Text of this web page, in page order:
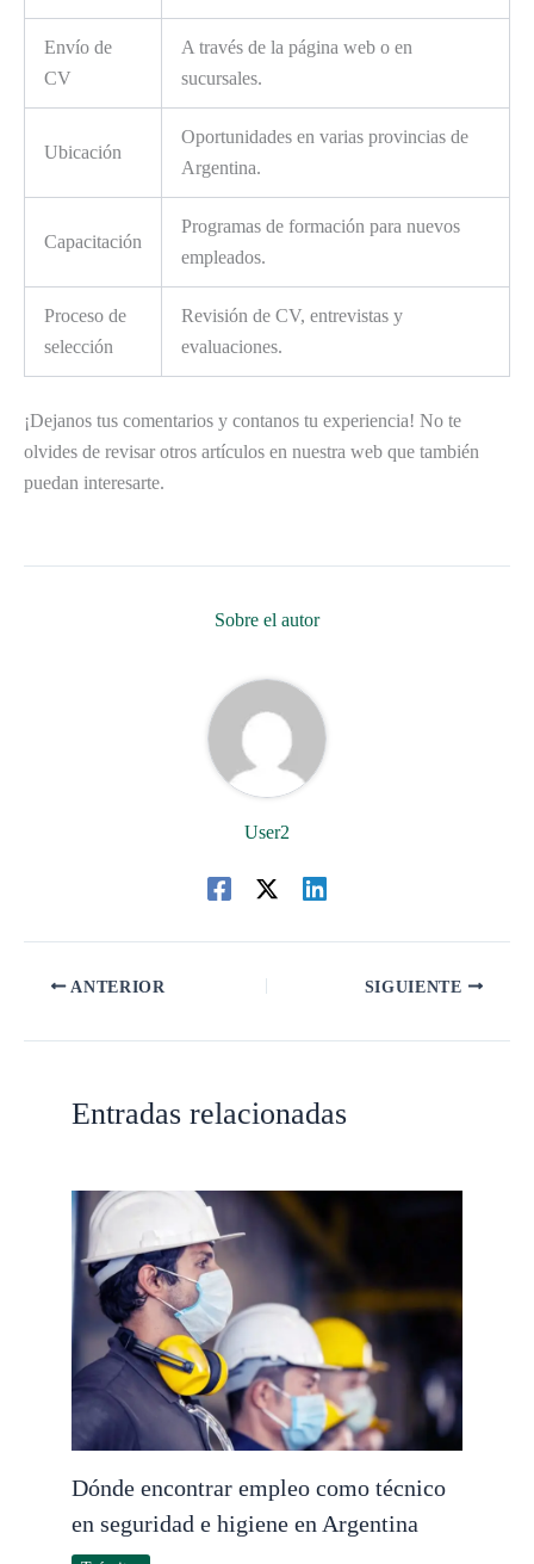
Envío de
CV
A través de la página web o en
sucursales.
Ubicación
Oportunidades en varias provincias de
Argentina.
Capacitación
Programas de formación para nuevos
empleados.
Proceso de
selección
Revisión de CV, entrevistas y
evaluaciones.
¡Dejanos tus comentarios y contanos tu experiencia! No te
olvides de revisar otros artículos en nuestra web que también
puedan interesarte.
Sobre el autor
User2
ANTERIOR SIGUIENTE
Entradas relacionadas
Dónde encontrar empleo como técnico
en seguridad e higiene en Argentina